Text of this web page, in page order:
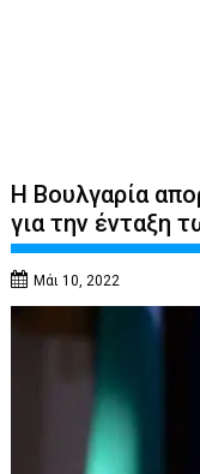
Η Βουλγαρία
για την ένταξη
Μάι 10, 2022